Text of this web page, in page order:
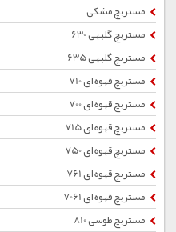
مستربچ مشکی
مستربچ گلبهی 630
مستربچ گلبهی 635
مستربچ قهوه ای 710
مستربچ قهوه ای 700
مستربچ قهوه ای 715
مستربچ قهوه ای 750
مستربچ قهوه ای 761
مستربچ قهوه ای 7061
مستربچ طوسی 810